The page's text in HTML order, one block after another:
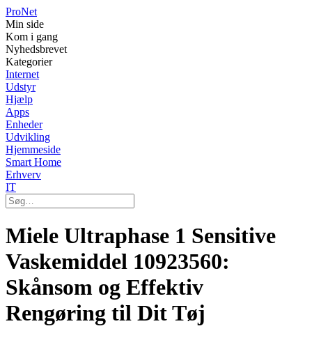
ProNet
Min side
Kom i gang
Nyhedsbrevet
Kategorier
Internet
Udstyr
Hjælp
Apps
Enheder
Udvikling
Hjemmeside
Smart Home
Erhverv
IT
Miele Ultraphase 1 Sensitive
Vaskemiddel 10923560:
Skånsom og Effektiv
Rengøring til Dit Tøj